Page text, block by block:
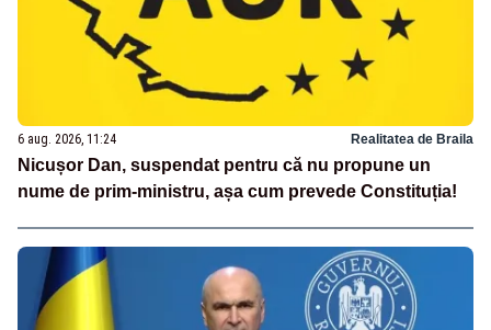
6 aug. 2026, 11:24 Realitatea de Braila
Nicușor Dan, suspendat pentru că nu propune un
nume de prim-ministru, așa cum prevede Constituția!